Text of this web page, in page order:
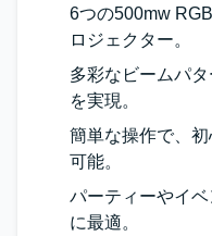
6つの500mw
ロジェクター。
多彩なビームパ
を実現。
簡単な操作で、
可能。
パーティーやイ
に最適。